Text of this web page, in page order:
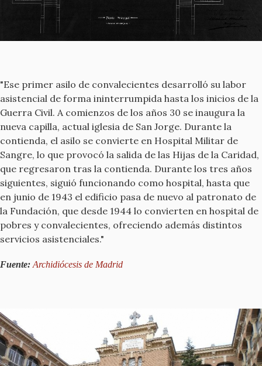
"Ese primer asilo de convalecientes desarrolló su labor
asistencial de forma ininterrumpida hasta los inicios de la
Guerra Civil. A comienzos de los años 30 se inaugura la
nueva capilla, actual iglesia de San Jorge. Durante la
contienda, el asilo se convierte en Hospital Militar de
Sangre, lo que provocó la salida de las Hijas de la Caridad,
que regresaron tras la contienda. Durante los tres años
siguientes, siguió funcionando como hospital, hasta que
en junio de 1943 el edificio pasa de nuevo al patronato de
la Fundación, que desde 1944 lo convierten en hospital de
pobres y convalecientes, ofreciendo además distintos
servicios asistenciales."
Fuente: Archidiócesis de Madrid